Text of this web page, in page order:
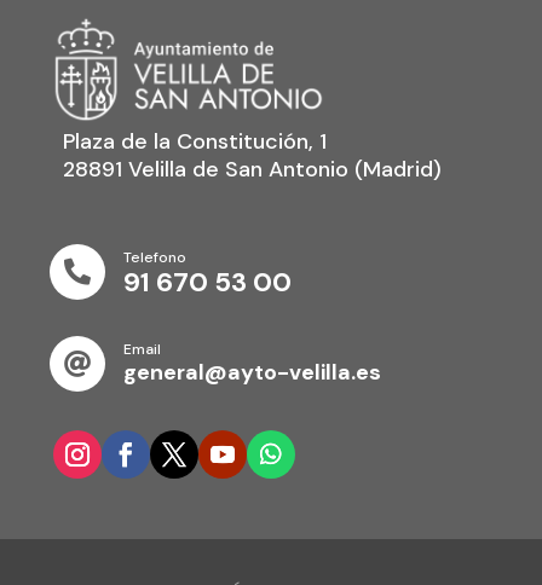
Plaza de la Constitución, 1
28891 Velilla de San Antonio (Madrid)

Telefono
91 670 53 00

Email
general@ayto-velilla.es